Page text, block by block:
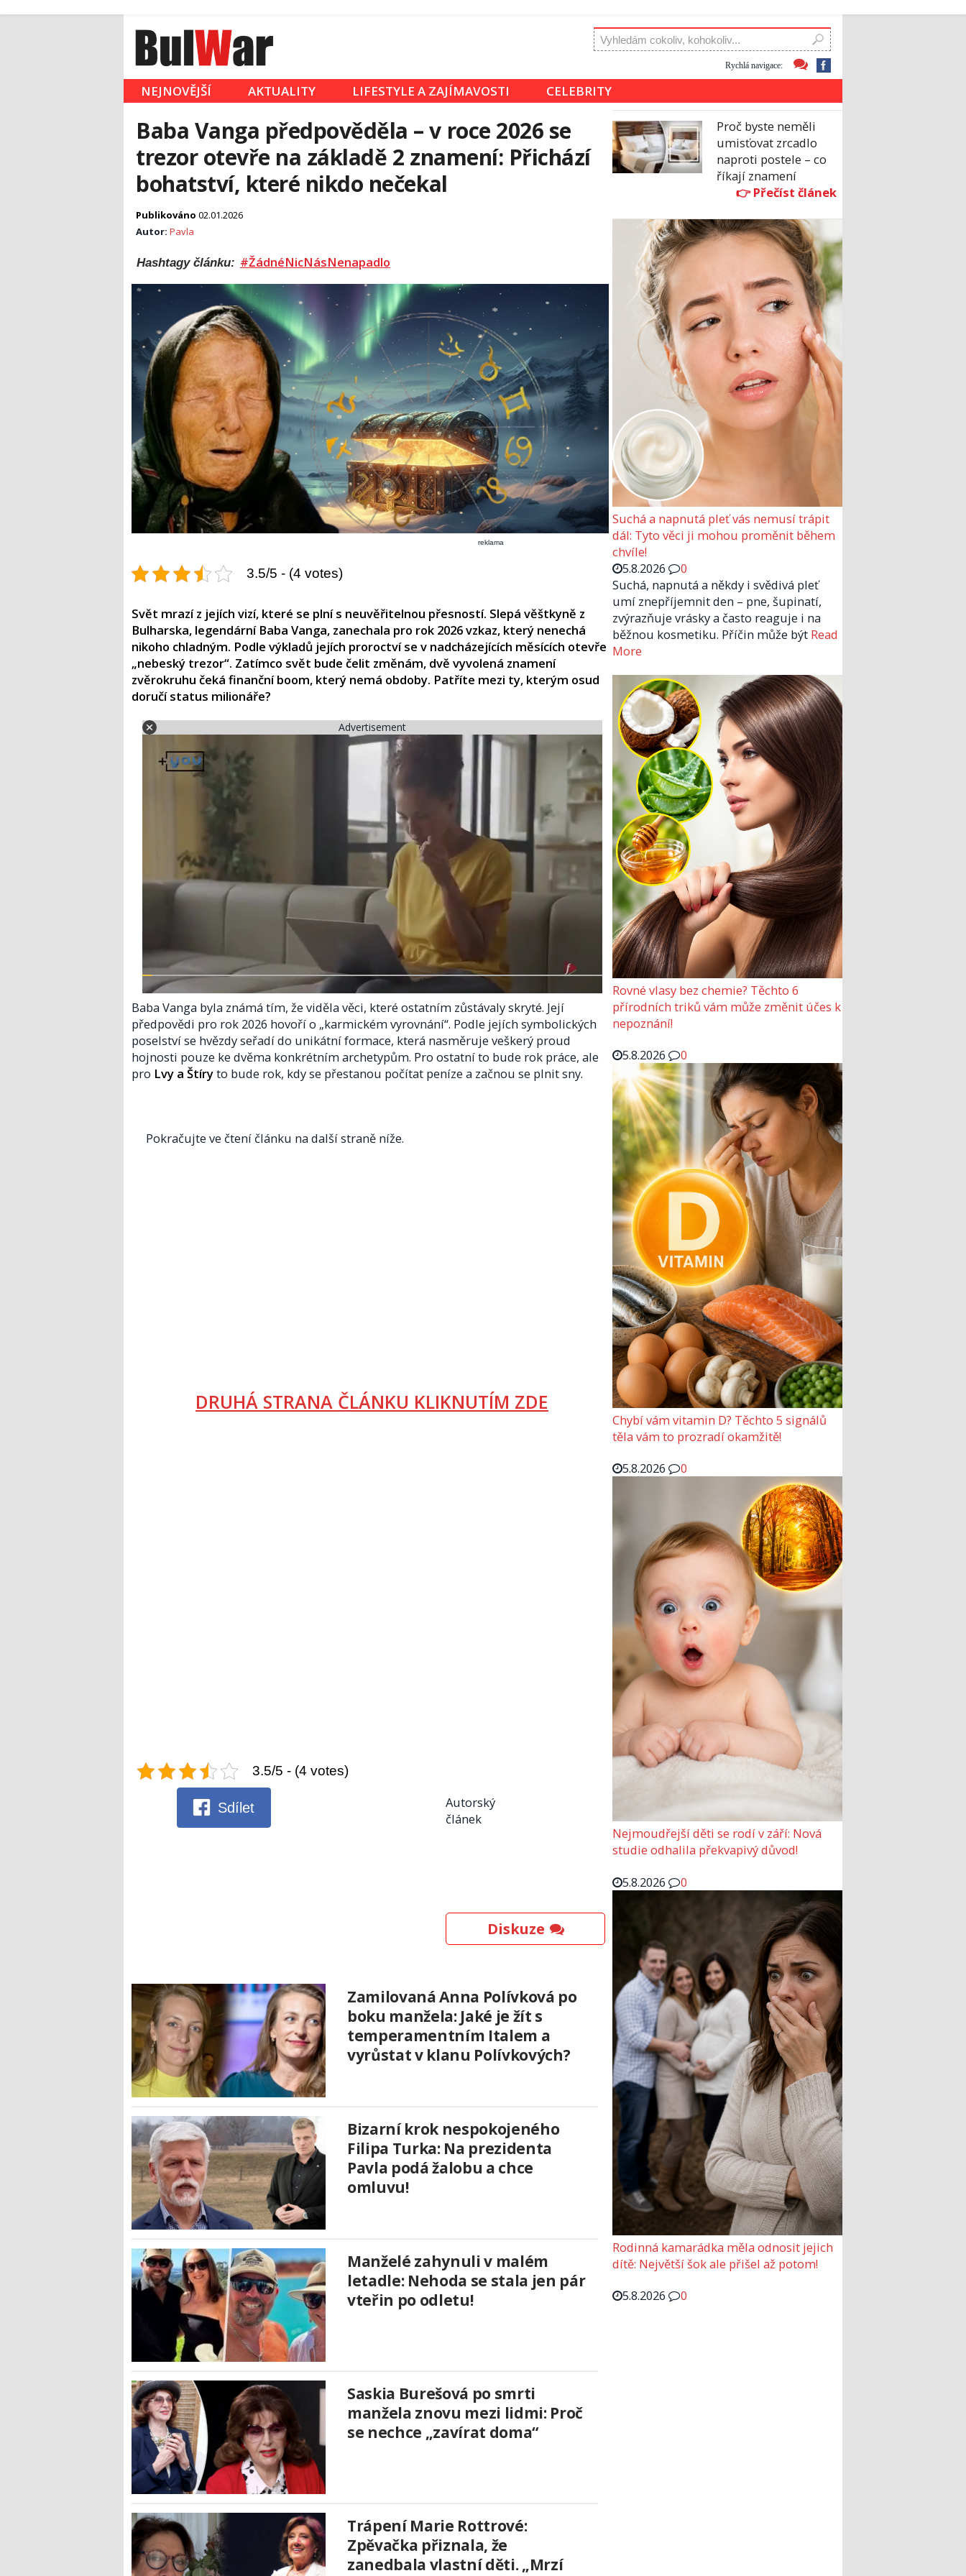
Rychlá navigace:
NEJNOVĚJŠÍ AKTUALITY LIFESTYLE A ZAJÍMAVOSTI CELEBRITY
Baba Vanga předpověděla – v roce 2026 se
trezor otevře na základě 2 znamení: Přichází
bohatství, které nikdo nečekal
Publikováno 02.01.2026
Autor: Pavla
Hashtagy článku: #ŽádnéNicNásNenapadlo
reklama
3.5/5 - (4 votes)
Svět mrazí z jejích vizí, které se plní s neuvěřitelnou přesností. Slepá věštkyně z
Bulharska, legendární Baba Vanga, zanechala pro rok 2026 vzkaz, který nenechá
nikoho chladným. Podle výkladů jejích proroctví se v nadcházejících měsících otevře
„nebeský trezor“. Zatímco svět bude čelit změnám, dvě vyvolená znamení
zvěrokruhu čeká finanční boom, který nemá obdoby. Patříte mezi ty, kterým osud
doručí status milionáře?
Advertisement
Baba Vanga byla známá tím, že viděla věci, které ostatním zůstávaly skryté. Její
předpovědi pro rok 2026 hovoří o „karmickém vyrovnání“. Podle jejích symbolických
poselství se hvězdy seřadí do unikátní formace, která nasměruje veškerý proud
hojnosti pouze ke dvěma konkrétním archetypům. Pro ostatní to bude rok práce, ale
pro Lvy a Štíryto bude rok, kdy se přestanou počítat peníze a začnou se plnit sny.
Pokračujte ve čtení článku na další straně níže.
DRUHÁ STRANA ČLÁNKU KLIKNUTÍM ZDE
3.5/5 - (4 votes)
Sdílet
Autorský
článek
Diskuze
Zamilovaná Anna Polívková po
boku manžela: Jaké je žít s
temperamentním Italem a
vyrůstat v klanu Polívkových?
Bizarní krok nespokojeného
Filipa Turka: Na prezidenta
Pavla podá žalobu a chce
omluvu!
Manželé zahynuli v malém
letadle: Nehoda se stala jen pár
vteřin po odletu!
Saskia Burešová po smrti
manžela znovu mezi lidmi: Proč
se nechce „zavírat doma“
Trápení Marie Rottrové:
Zpěvačka přiznala, že
zanedbala vlastní děti. „Mrzí
Proč byste neměli
umisťovat zrcadlo
naproti postele – co
říkají znamení
Suchá a napnutá pleť vás nemusí trápit
dál: Tyto věci ji mohou proměnit během
chvíle!
5.8.2026
0
Suchá, napnutá a někdy i svědivá pleť
umí znepříjemnit den – pne, šupinatí,
zvýrazňuje vrásky a často reaguje i na
běžnou kosmetiku. Příčin může být Read
More
Rovné vlasy bez chemie? Těchto 6
přírodních triků vám může změnit účes k
nepoznání!
5.8.2026
0
Chybí vám vitamin D? Těchto 5 signálů
těla vám to prozradí okamžitě!
5.8.2026
0
Nejmoudřejší děti se rodí v září: Nová
studie odhalila překvapivý důvod!
5.8.2026
0
Rodinná kamarádka měla odnosit jejich
dítě: Největší šok ale přišel až potom!
5.8.2026
0